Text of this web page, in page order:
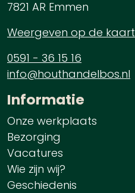
7821 AR Emmen
Weergeven op de kaart
0591 - 36 15 16
info@houthandelbos.nl
Informatie
Onze werkplaats
Bezorging
Vacatures
Wie zijn wij?
Geschiedenis